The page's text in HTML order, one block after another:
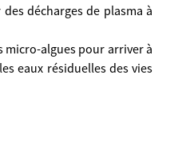
décharges de plasma à
micro-algues pour arriver à
eaux résiduelles des vies